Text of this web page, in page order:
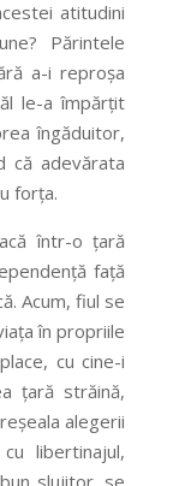
atitudini
Părintele
a-i reproșa
le-a împărțit
îngăduitor,
că adevărata
forța.
într-o țară
față
Acum, fiul se
în propriile
cu cine-i
țară străină,
alegerii
libertinajul,
slujitor, se